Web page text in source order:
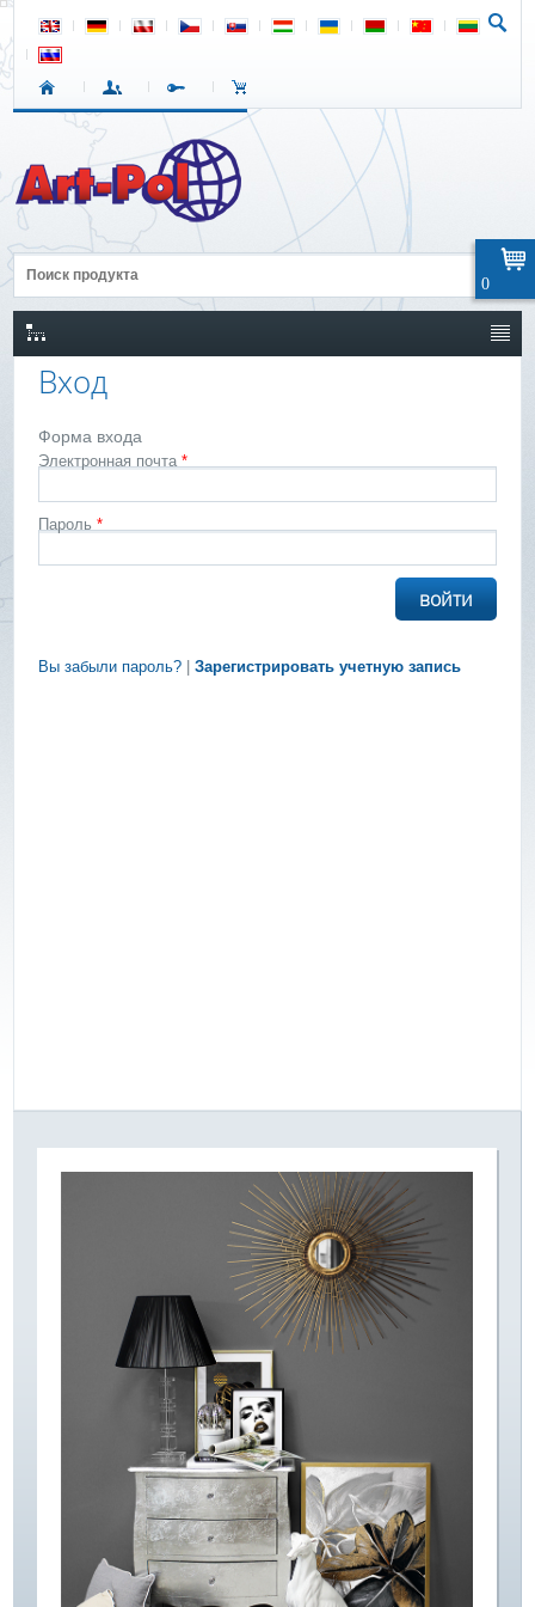
Вход
Форма входа
Электронная почта*
Пароль*
Вы забыли пароль? |Зарегистрировать учетную запись
0